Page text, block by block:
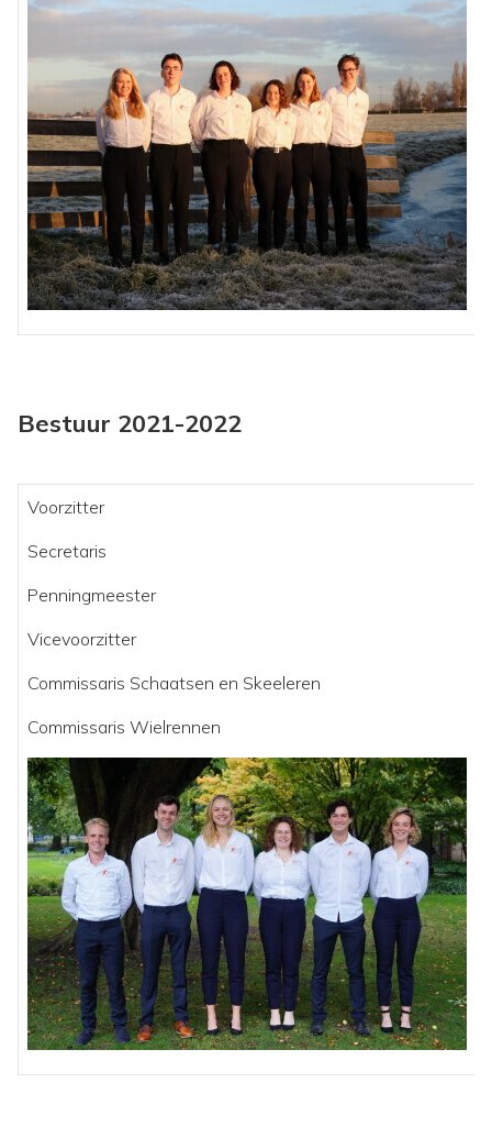
Bestuur 2021-2022
Voorzitter
Secretaris
Penningmeester
Vicevoorzitter
Commissaris Schaatsen en Skeeleren
Commissaris Wielrennen